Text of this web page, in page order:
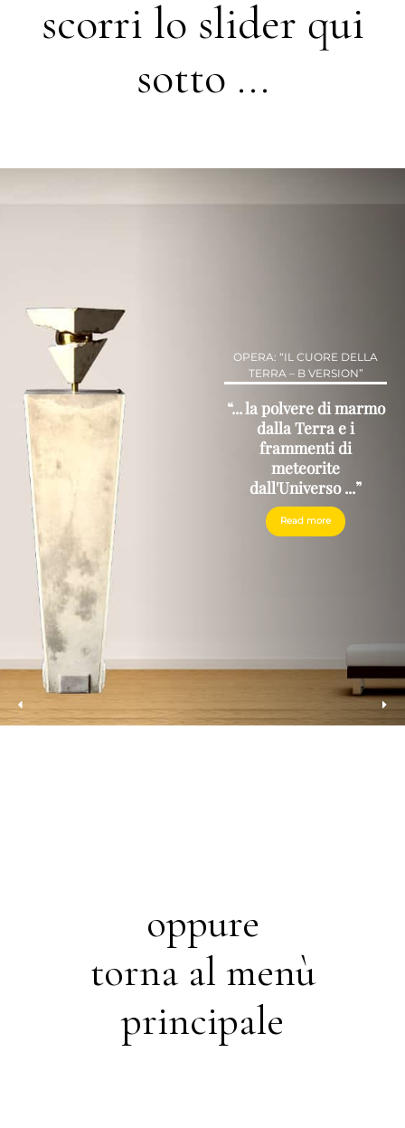
scorri lo slider qui
sotto ...
OPERA: “IL CUORE DELLA
TERRA – B VERSION”
“... la polvere di marmo
dalla Terra e i
frammenti di
meteorite
dall'Universo ...”
Read more
oppure
torna al menù
principale